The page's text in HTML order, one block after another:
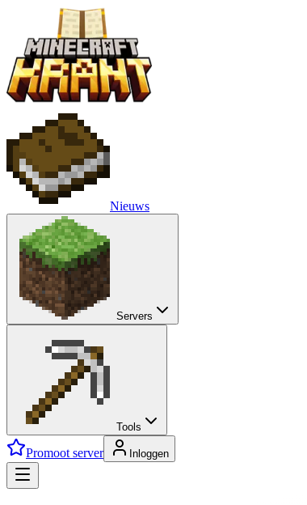
Nieuws
Servers
Tools
Promoot server Inloggen